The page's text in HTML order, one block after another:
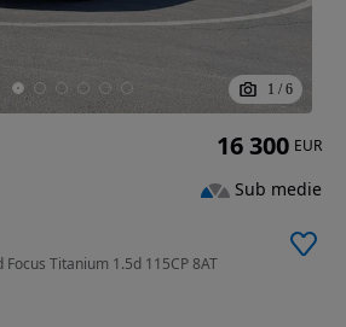
1 / 6
Focus Titanium 1.5d 115CP 8AT
16 300 EUR
Sub medie